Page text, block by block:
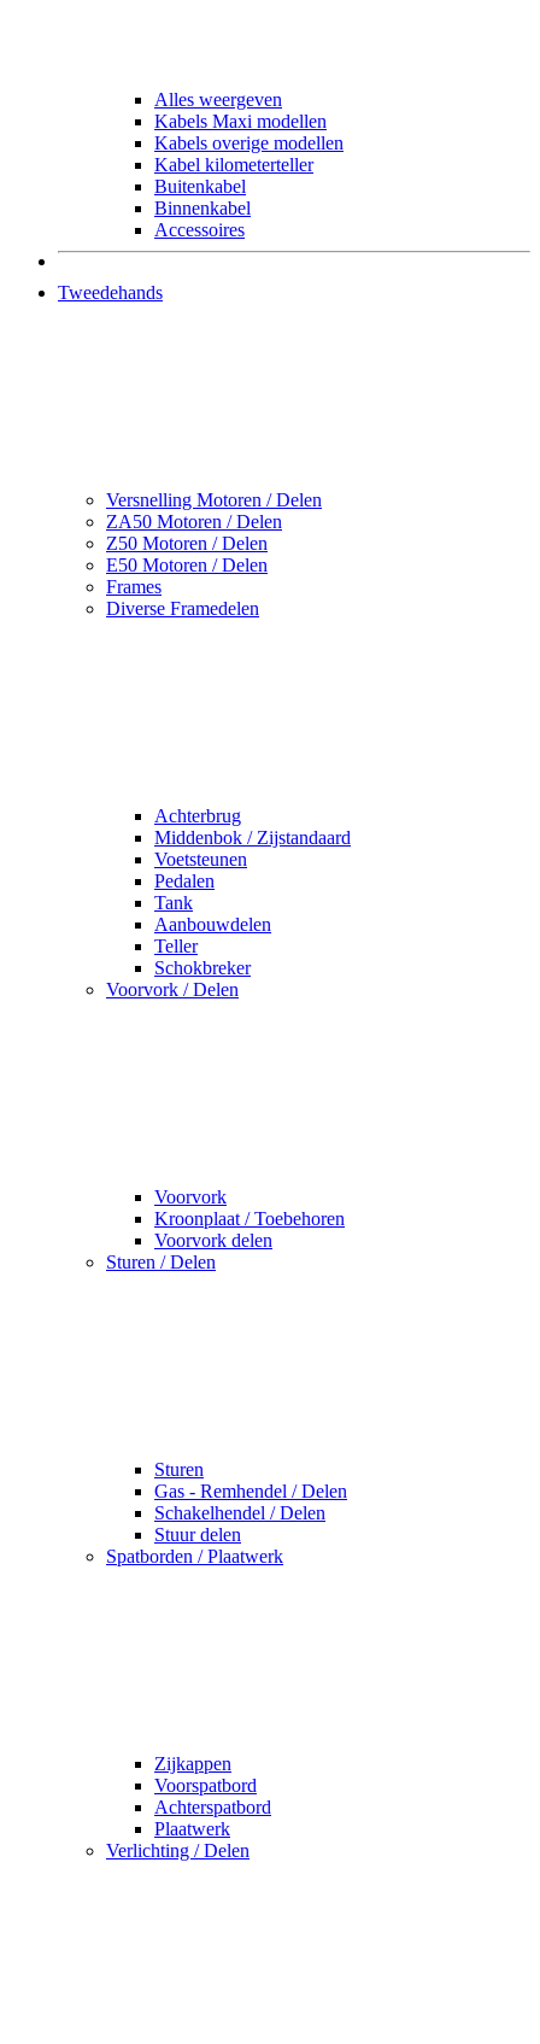
Alles weergeven
Kabels Maxi modellen
Kabels overige modellen
Kabel kilometerteller
Buitenkabel
Binnenkabel
Accessoires
Tweedehands
Versnelling Motoren / Delen
ZA50 Motoren / Delen
Z50 Motoren / Delen
E50 Motoren / Delen
Frames
Diverse Framedelen
Achterbrug
Middenbok / Zijstandaard
Voetsteunen
Pedalen
Tank
Aanbouwdelen
Teller
Schokbreker
Voorvork / Delen
Voorvork
Kroonplaat / Toebehoren
Voorvork delen
Sturen / Delen
Sturen
Gas - Remhendel / Delen
Schakelhendel / Delen
Stuur delen
Spatborden / Plaatwerk
Zijkappen
Voorspatbord
Achterspatbord
Plaatwerk
Verlichting / Delen